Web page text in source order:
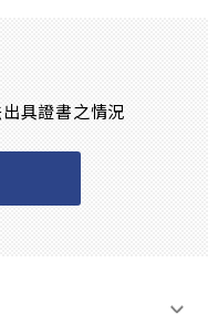
出具證書之情況